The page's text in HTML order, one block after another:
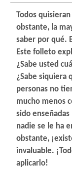
Todos
obstante, la
saber por qué.
Este folleto
¿Sabe usted
¿Sabe siquiera
personas no
mucho menos
sido
nadie se le ha
obstante,
invaluable.
aplicarlo!